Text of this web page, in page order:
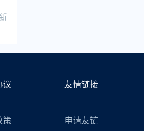
议
策
友情链接
申请友链